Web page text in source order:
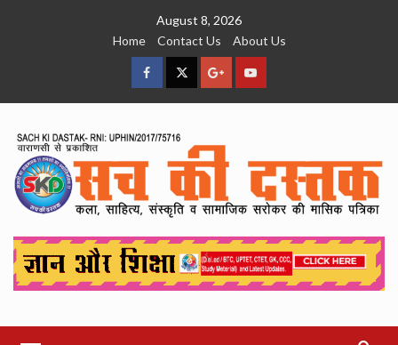
August 8, 2026
Home
Contact Us About Us
facebookTwitterGoogleYouTube